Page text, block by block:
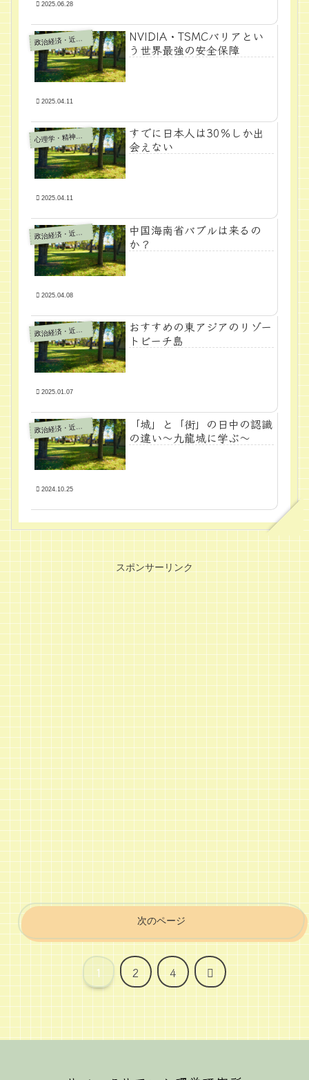
2025.06.28
政
治経済・近代学問
NVIDIA・TSMCバリアとい
う世界最強の安全保障
2025.04.11
心
理学・精神医学
すでに日本人は30％しか出
会えない
2025.04.11
政
治経済・近代学問
中国海南省バブルは来るの
か？
2025.04.08
政
治経済・近代学問
おすすめの東アジアのリゾー
トビーチ島
2025.01.07
政
治経済・近代学問
「城」と「街」の日中の認識
の違い～九龍城に学ぶ～
2024.10.25
スポンサーリンク
次のページ
1 2 4
次
へ